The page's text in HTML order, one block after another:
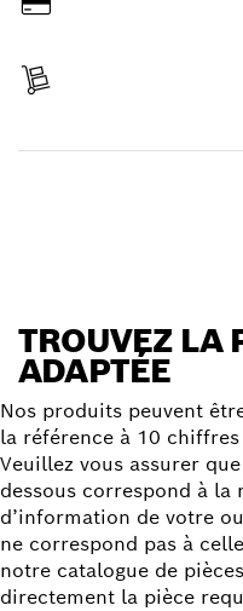
TROUVEZ LA
ADAPTÉE
Nos produits peuvent
la référence à 10
Veuillez vous assurer
dessous correspond à
d’information de votre
ne correspond pas à
notre catalogue de
directement la pièce